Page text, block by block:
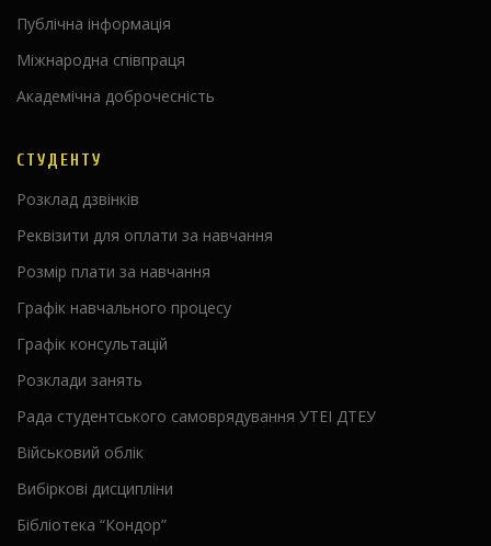
Публічна інформація
Міжнародна співпраця
Академічна доброчесність
СТУДЕНТУ
Розклад дзвінків
Реквізити для оплати за навчання
Розмір плати за навчання
Графік навчального процесу
Графік консультацій
Розклади занять
Рада студентського самоврядування УТЕІ ДТЕУ
Військовий облік
Вибіркові дисципліни
Бібліотека “Кондор”